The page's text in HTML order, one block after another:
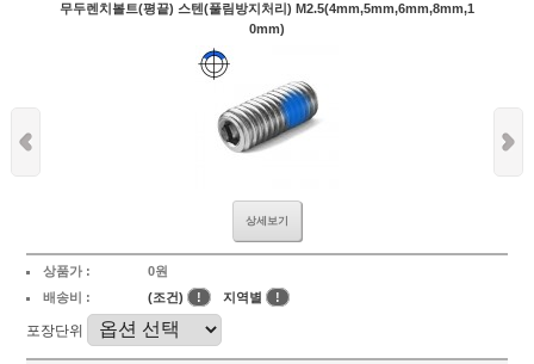
무두렌치볼트(평끝) 스텐(풀림방지처리) M2.5(4mm,5mm,6mm,8mm,1
0mm)
상세보기
상품가 :
0원
배송비 :
(조건) ! 지역별 !
포장단위